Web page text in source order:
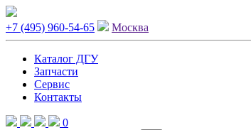
+7 (495) 960-54-65 Москва
Каталог ДГУ
Запчасти
Сервис
Контакты
0